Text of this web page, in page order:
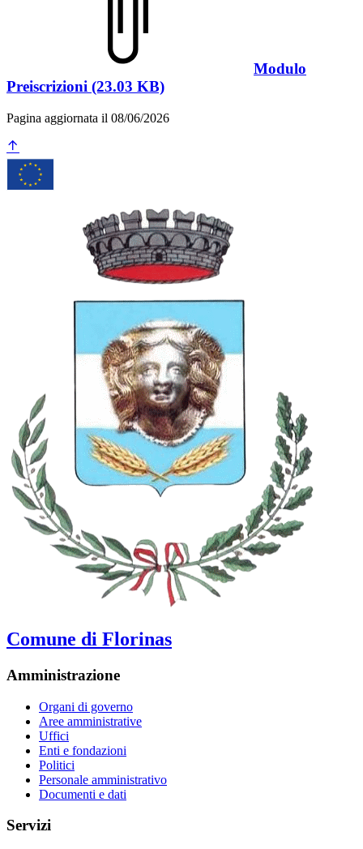
Modulo
Preiscrizioni (23.03 KB)
Pagina aggiornata il 08/06/2026
Comune di Florinas
Amministrazione
Organi di governo
Aree amministrative
Uffici
Enti e fondazioni
Politici
Personale amministrativo
Documenti e dati
Servizi